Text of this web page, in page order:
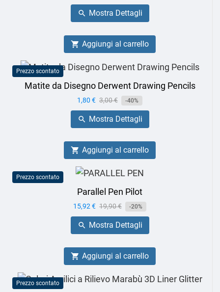
base
 Mostra Dettagli
 Aggiungi al carrello
Prezzo scontato
Matite da Disegno Derwent Drawing Pencils
Prezzo
1,80 € Prezzo
base
3,00 € -40%
 Mostra Dettagli
 Aggiungi al carrello
Prezzo scontato
Parallel Pen Pilot
Prezzo
15,92 € Prezzo
base
19,90 € -20%
 Mostra Dettagli
 Aggiungi al carrello
Prezzo scontato